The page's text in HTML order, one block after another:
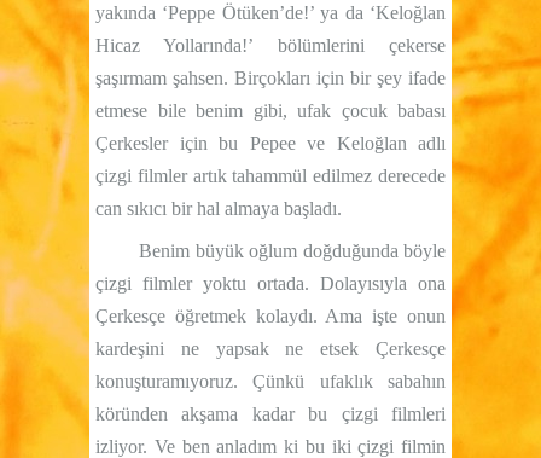
yakında ‘Peppe Ötüken’de!’ ya da ‘Keloğlan
Hicaz Yollarında!’ bölümlerini çekerse
şaşırmam şahsen. Birçokları için bir şey ifade
etmese bile benim gibi, ufak çocuk babası
Çerkesler için bu Pepee ve Keloğlan adlı
çizgi filmler artık tahammül edilmez derecede
can sıkıcı bir hal almaya başladı.
Benim büyük oğlum doğduğunda böyle
çizgi filmler yoktu ortada. Dolayısıyla ona
Çerkesçe öğretmek kolaydı. Ama işte onun
kardeşini ne yapsak ne etsek Çerkesçe
konuşturamıyoruz. Çünkü ufaklık sabahın
köründen akşama kadar bu çizgi filmleri
izliyor. Ve ben anladım ki bu iki çizgi filmin